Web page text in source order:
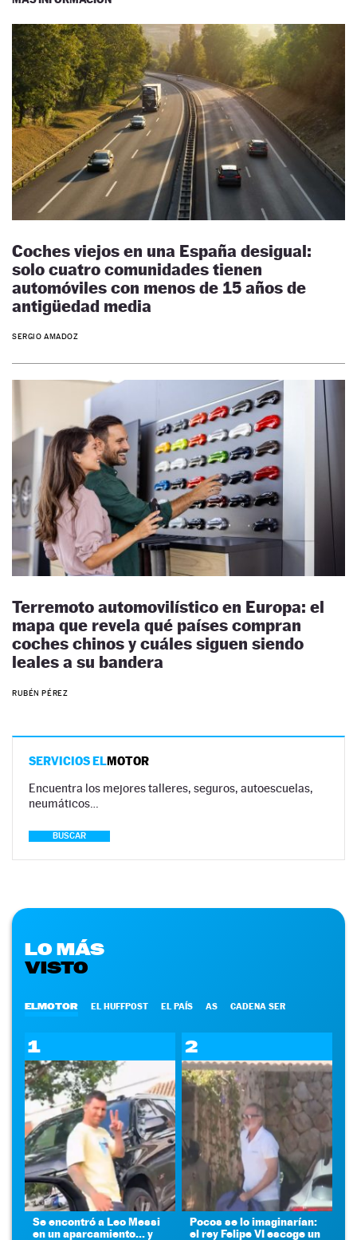
Coches viejos en una España desigual:
solo cuatro comunidades tienen
automóviles con menos de 15 años de
antigüedad media
SERGIO AMADOZ
Terremoto automovilístico en Europa: el
mapa que revela qué países compran
coches chinos y cuáles siguen siendo
leales a su bandera
RUBÉN PÉREZ
SERVICIOS ELMOTOR
Encuentra los mejores talleres, seguros, autoescuelas,
neumáticos…
BUSCAR
LO MÁS
VISTO
ELMOTOR EL HUFFPOST EL PAÍS AS CADENA SER
1
Se encontró a Leo Messi
en un aparcamiento... y
2
Pocos se lo imaginarían:
el rey Felipe VI escoge un